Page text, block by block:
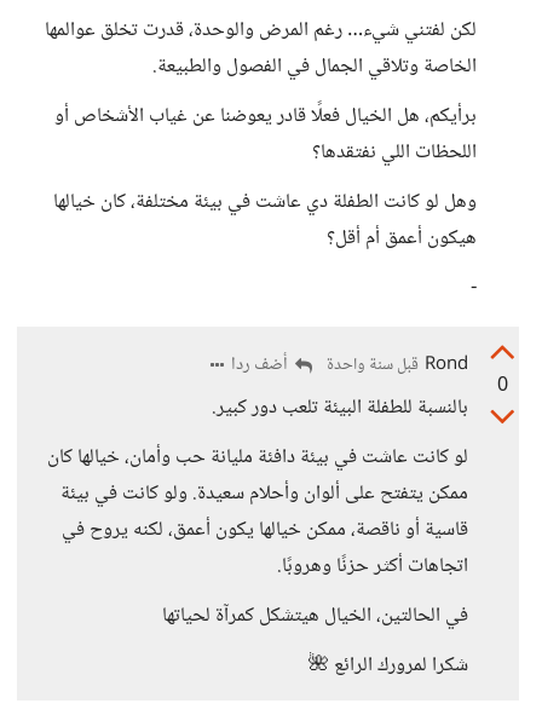
لكن لفتني شيء… رغم المرض والوحدة، قدرت تخلق عوالمها
الخاصة وتلاقي الجمال في الفصول والطبيعة.
برأيكم، هل الخيال فعلًا قادر يعوضنا عن غياب الأشخاص أو
اللحظات اللي نفتقدها؟
وهل لو كانت الطفلة دي عاشت في بيئة مختلفة، كان خيالها
هيكون أعمق أم أقل؟
-
0
Rond قبل سنة واحدة أضف ردا
بالنسبة للطفلة البيئة تلعب دور كبير.
لو كانت عاشت في بيئة دافئة مليانة حب وأمان، خيالها كان
ممكن يتفتح على ألوان وأحلام سعيدة. ولو كانت في بيئة
قاسية أو ناقصة، ممكن خيالها يكون أعمق، لكنه يروح في
اتجاهات أكثر حزنًا وهروبًا.
في الحالتين، الخيال هيتشكل كمرآة لحياتها
شكرا لمرورك الرائع 🌺